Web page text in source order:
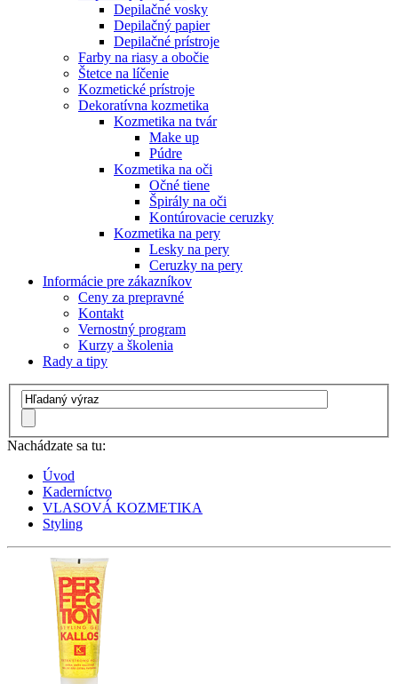
Depilačné vosky
Depilačný papier
Depilačné prístroje
Farby na riasy a obočie
Štetce na líčenie
Kozmetické prístroje
Dekoratívna kozmetika
Kozmetika na tvár
Make up
Púdre
Kozmetika na oči
Očné tiene
Špirály na oči
Kontúrovacie ceruzky
Kozmetika na pery
Lesky na pery
Ceruzky na pery
Informácie pre zákazníkov
Ceny za prepravné
Kontakt
Vernostný program
Kurzy a školenia
Rady a tipy
Nachádzate sa tu:
Úvod
Kaderníctvo
VLASOVÁ KOZMETIKA
Styling